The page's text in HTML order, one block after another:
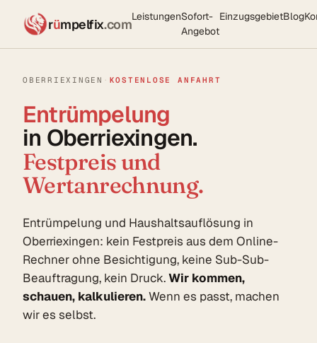
rümpelfix.comLeistungenSofort-
Angebot
EinzugsgebietBlog
OBERRIEXINGEN · KOSTENLOSE ANFAHRT
Entrümpelung
in Oberriexingen.
Festpreis und
Wertanrechnung.
Entrümpelung und Haushaltsauflösung in
Oberriexingen: kein Festpreis aus dem Online-
Rechner ohne Besichtigung, keine Sub-Sub-
Beauftragung, kein Druck.Wir kommen,
schauen, kalkulieren.Wenn es passt, machen
wir es selbst.